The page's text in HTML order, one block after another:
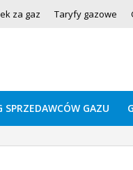
za gaz Taryfy gazowe
SPRZEDAWCÓW GAZU